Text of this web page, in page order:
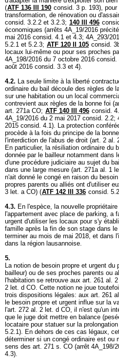
(ATF 136 III 190 consid. 3 p. 193),
transformation, de rénovation ou
consid. 3.2.2 et 3.2.3; 140 III 496
économiques (arrêts 4A_19/2016
mai 2016 consid. 4.1 et 4.3; 4A_293/
5.2.1 et 5.2.3; ATF 120 II 105 consid.
locaux lui-même ou pour ses proches
4A_198/2016 du 7 octobre 2016
août 2016 consid. 3.3 et 4).
4.2. La seule limite à la liberté
ordinaire du bail découle des règles de
sur une habitation ou un local
contrevient aux règles de la bonne foi (
art. 271a CO; ATF 140 III 496 consid.
4A_19/2016 du 2 mai 2017 consid. 2.2;
2015 consid. 4.1). La protection
procède à la fois du principe de la
l'interdiction de l'abus de droit (art. 2 al.
En particulier, la résiliation ordinaire du
donnée par le bailleur notamment dans
d'une procédure judiciaire au sujet du
dans une large mesure (art. 271a al. 1
n'ait donné le congé en raison du
propres parents ou alliés ont d'utiliser
3 let. a CO) (ATF 142 III 336 consid.
4.3. En l'espèce, la nouvelle
l'appartement avec place de parking, a
urgent d'utiliser les locaux pour s'y
famille après la fin de son stage dans
terminer au mois de mai 2018, et dans
dans la région lausannoise.
5.
La notion de besoin propre et urgent du
bailleur) ou de ses proches parents ou
l'habitation se retrouve aux art. 261 al.
2 let. d CO. Cette notion ne joue
trois dispositions légales: aux art. 261
le besoin propre et urgent influe sur la
l'art. 272 al. 2 let. d CO, il n'est qu'un
que le juge doit mettre en balance
locataire pour statuer sur la
5.2.1). En dehors de ces cas légaux,
déterminer si un congé ordinaire est ou
sens des art. 271 s. CO (arrêt 4A_198/
4.3).